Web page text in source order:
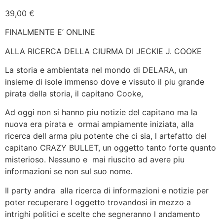
39,00 €
FINALMENTE E’ ONLINE
ALLA RICERCA DELLA CIURMA DI JECKIE J. COOKE
La storia e ambientata nel mondo di DELARA, un
insieme di isole immenso dove e vissuto il piu grande
pirata della storia, il capitano Cooke,
Ad oggi non si hanno piu notizie del capitano ma la
nuova era pirata e ormai ampiamente iniziata, alla
ricerca dell arma piu potente che ci sia, l artefatto del
capitano CRAZY BULLET, un oggetto tanto forte quanto
misterioso. Nessuno e mai riuscito ad avere piu
informazioni se non sul suo nome.
Il party andra alla ricerca di informazioni e notizie per
poter recuperare l oggetto trovandosi in mezzo a
intrighi politici e scelte che segneranno l andamento